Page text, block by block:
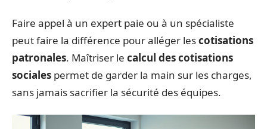
Faire appel à un expert paie ou à un spécialiste
peut faire la différence pour alléger lescotisations
patronales. Maîtriser le calcul des cotisations
sociales permet de garder la main sur les charges,
sans jamais sacrifier la sécurité des équipes.